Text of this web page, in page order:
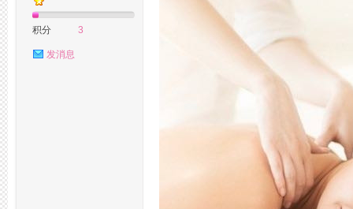
积分 3
发消息